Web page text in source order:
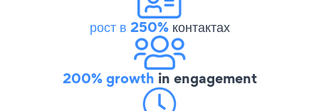
рост в 250%контактах
200% growth in engagement